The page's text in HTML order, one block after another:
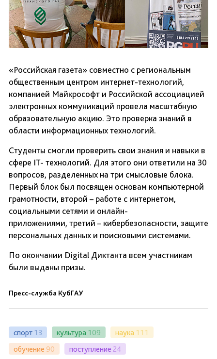
«Российская газета» совместно с региональным
общественным центром интернет-технологий,
компанией Майкрософт и Российской ассоциацией
электронных коммуникаций провела масштабную
образовательную акцию. Это проверка знаний в
области информационных технологий.
Студенты смогли проверить свои знания и навыки в
сфере IT- технологий. Для этого они ответили на 30
вопросов, разделенных на три смысловые блока.
Первый блок был посвящен основам компьютерной
грамотности, второй – работе с интернетом,
социальными сетями и онлайн-
приложениями, третий – кибербезопасности, защите
персональных данных и поисковыми системами.
По окончании Digital Диктанта всем участникам
были выданы призы.
Пресс-служба КубГАУ
спорт 13 культура 109 наука 111
обучение 90 поступление 24